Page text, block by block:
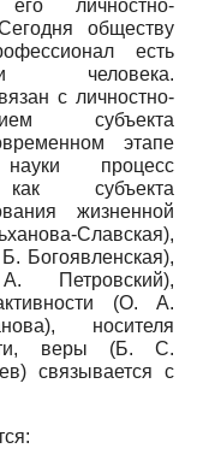
его личностно-
обществу
есть
человека.
с личностно-
субъекта
этапе
науки процесс
субъекта
жизненной
Славская),
Богоявленская),
Петровский),
(О. А.
носителя
веры (Б. С.
связывается с